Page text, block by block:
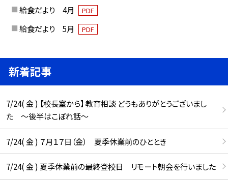
給食だより 4月 PDF
給食だより 5月 PDF
新着記事
7/24( 金 ) 【校長室から】 教育相談 どうもありがとうございまし
た ～後半はこぼれ話～
7/24( 金 ) ７月１７日（金） 夏季休業前のひととき
7/24( 金 ) 夏季休業前の最終登校日 リモート朝会を行いました